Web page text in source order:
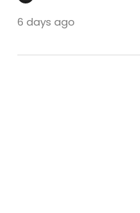
6 days ago